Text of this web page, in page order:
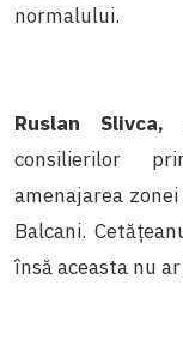
normalului.
Ruslan
consilierilor
amenajarea
Balcani.
însă aceasta nu